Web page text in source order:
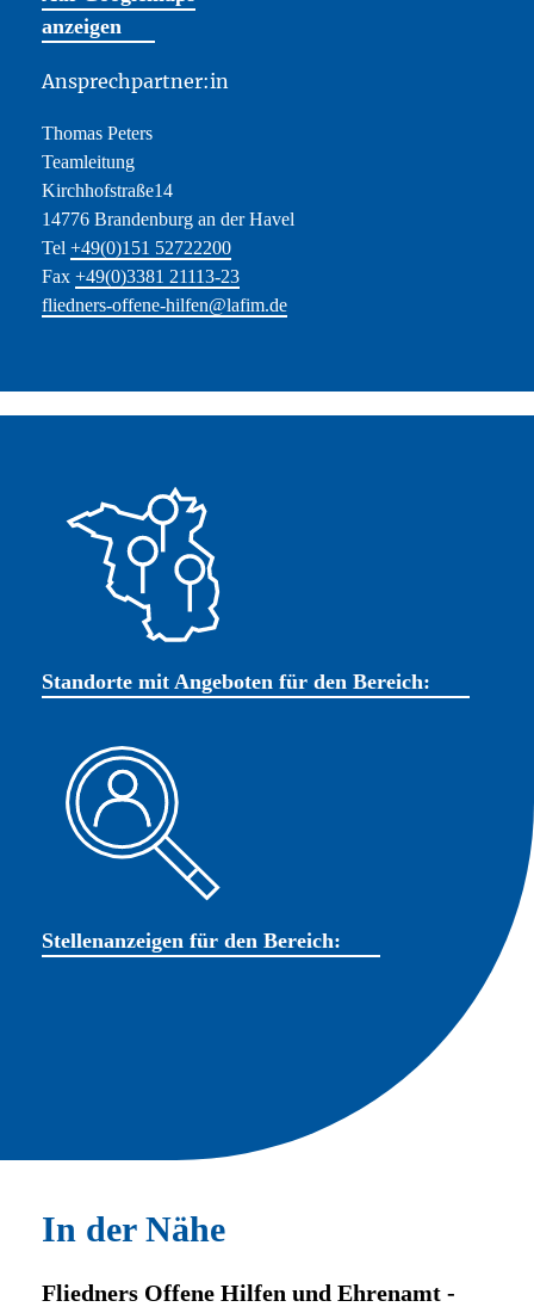
anzeigen
Ansprechpartner:in
Thomas Peters
Teamleitung
Kirchhofstraße14
14776 Brandenburg an der Havel
Tel +49(0)151 52722200
Fax +49(0)3381 21113-23
fliedners-offene-hilfen@lafim.de
Standorte mit Angeboten für den Bereich:
Stellenanzeigen für den Bereich:
In der Nähe
Fliedners Offene Hilfen und Ehrenamt -